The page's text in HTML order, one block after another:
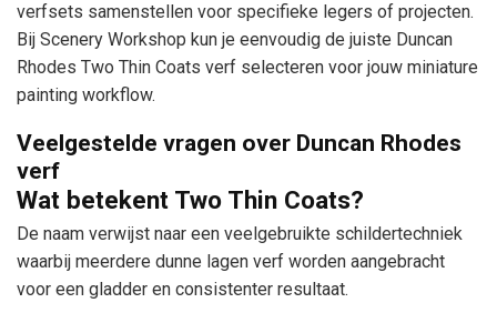
verfsets samenstellen voor specifieke legers of projecten.
Bij Scenery Workshop kun je eenvoudig de juiste Duncan
Rhodes Two Thin Coats verf selecteren voor jouw miniature
painting workflow.
Veelgestelde vragen over Duncan Rhodes
verf
Wat betekent Two Thin Coats?
De naam verwijst naar een veelgebruikte schildertechniek
waarbij meerdere dunne lagen verf worden aangebracht
voor een gladder en consistenter resultaat.